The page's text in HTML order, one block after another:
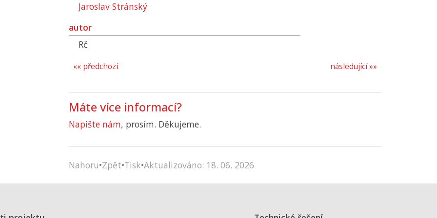
Jaroslav Stránský
autor
Rč
následující »»
«« předchozí
Máte více informací?
Napište nám, prosím. Děkujeme.
Nahoru•Zpět•Tisk•Aktualizováno: 18. 06. 2026